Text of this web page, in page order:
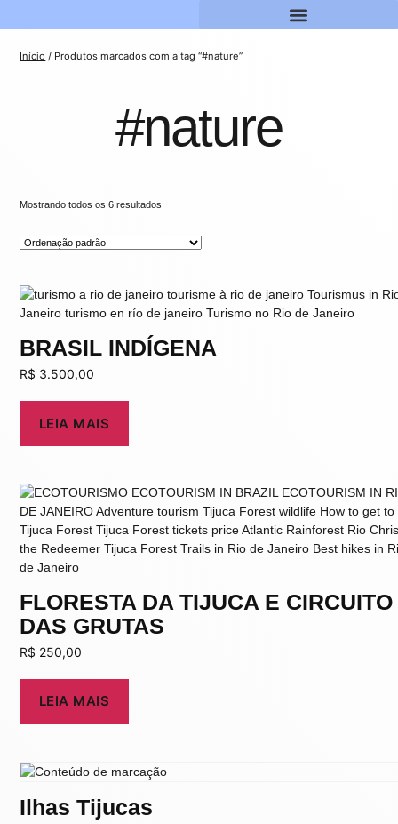
Início / Produtos marcados com a tag “#nature”
#nature
Mostrando todos os 6 resultados
BRASIL INDÍGENA
R$ 3.500,00
LEIA MAIS
FLORESTA DA TIJUCA E CIRCUITO
DAS GRUTAS
R$ 250,00
LEIA MAIS
Ilhas Tijucas